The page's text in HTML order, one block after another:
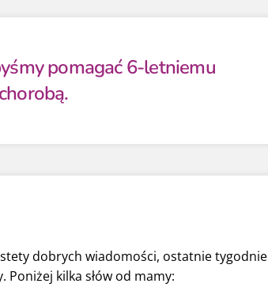
pomagać 6-letniemu
dobrych wiadomości, ostatnie tygodnie
Poniżej kilka słów od mamy: